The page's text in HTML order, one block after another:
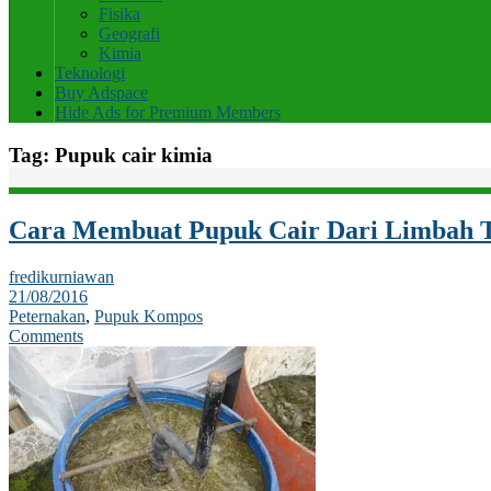
Fisika
Geografi
Kimia
Teknologi
Buy Adspace
Hide Ads for Premium Members
Tag: Pupuk cair kimia
Cara Membuat Pupuk Cair Dari Limbah
fredikurniawan
21/08/2016
Peternakan, Pupuk Kompos
Comments